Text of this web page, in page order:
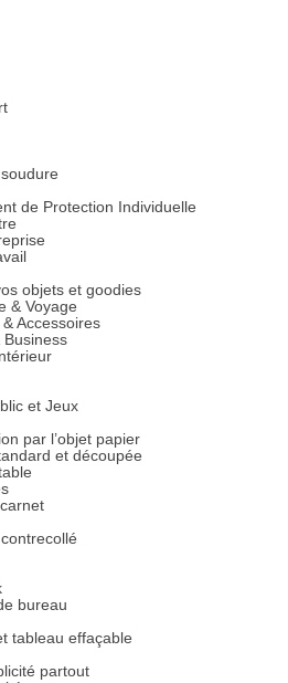
de Protection Individuelle
objets et goodies
& Voyage
Accessoires
Business
et Jeux
par l’objet papier
et découpée
bureau
tableau effaçable
partout